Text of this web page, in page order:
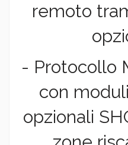
remoto
- Protocollo
con
opzionali